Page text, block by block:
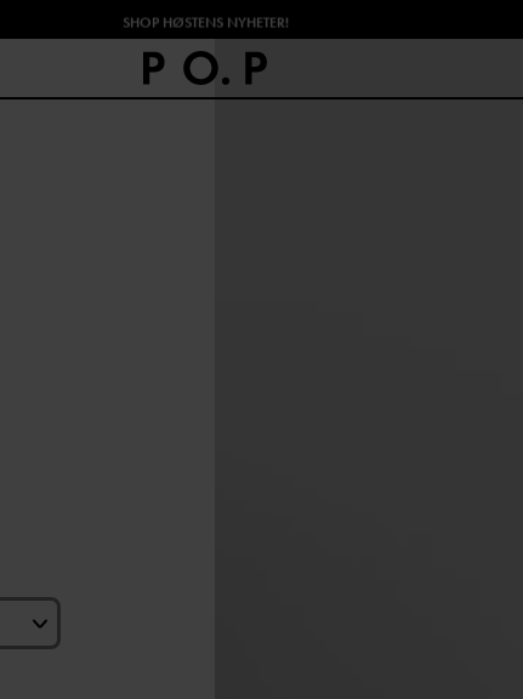
SHOP HØSTENS NYHETER!